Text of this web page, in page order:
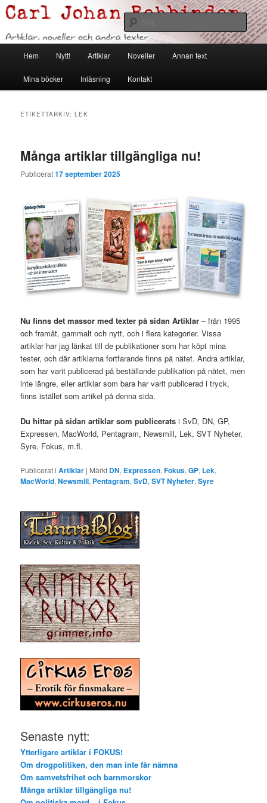
Hoppa
till
primärt
innehåll
Hoppa
till
sekundärt
innehållCarl Johan Rehbinder
Artiklar, noveller och andra texter
Sök
Hem Nytt! Artiklar Noveller Annan text
Mina böcker Inläsning Kontakt
ETIKETTARKIV:LEK
Många artiklar tillgängliga nu!
Publicerat17 september 2025
Nu finns det massor med texter på sidan Artiklar – från 1995
och framåt, gammalt och nytt, och i flera kategorier. Vissa
artiklar har jag länkat till de publikationer som har köpt mina
tester, och där artiklarna fortfarande finns på nätet. Andra artiklar,
som har varit publicerad på beställande publikation på nätet, men
inte längre, eller artiklar som bara har varit publicerad i tryck,
finns istället som artikel på denna sida.
Du hittar på sidan artiklar som publicerats i SvD, DN, GP,
Expressen, MacWorld, Pentagram, Newsmill, Lek, SVT Nyheter,
Syre, Fokus, m.fl.
Publicerat i Artiklar | Märkt DN, Expressen,Fokus,GP, Lek,
MacWorld,Newsmill, Pentagram,SvD,SVT Nyheter,Syre
Senaste nytt:
Ytterligare artiklar i FOKUS!
Om drogpolitiken, den man inte får nämna
Om samvetsfrihet och barnmorskor
Många artiklar tillgängliga nu!